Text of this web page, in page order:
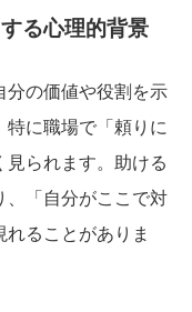
る心理的背景
分の価値や役割を示
特に職場で「頼りに
見られます。助ける
、「自分がここで対
ることがありま